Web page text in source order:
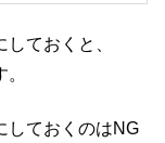
ておくと、
しておくのはNG